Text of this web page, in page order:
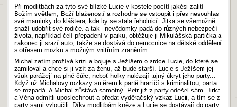
Při modlitbách za tyto své blízké Lucie v kostele pocítí jakési zalití
Božím světlem, Boží blažeností a rozhodne se vstoupit i přes nesouhlas
své maminky do kláštera, kde by se stala řeholnicí. Jitka se všemožně
snaží udobřit své rodiče, a tak i nevědomky padá do různých nebezpečí
života, například čelí přepadení v parku, obtěžuje ji Mikulášská partička a
nakonec ji srazí auto, takže se dostává do nemocnice na dětské oddělení
s otřesem mozku a možným vnitřním zraněním.
Michal zatím prožívá krizi a bojuje s Ježíšem o srdce Lucie, do které se
zamiloval a chce si ji vzít za ženu, až bude starší. Lucie s Ježíšem jej
však porážejí na plné čáře, neboť holky nalézají tajný úkryt jeho party...
Když už Michalovy rozkazy směrem k partě hraničí s kriminalitou, parta
se rozpadá. A Michal zůstává samotný. Petr již z party odešel sám. Jirka
a Véna odmítli uposlechnout a předat vyděračský vzkaz Lucii, a tím se z
party sami vyloučili. Díky modlitbám kněze a Lucie se dostávají do party